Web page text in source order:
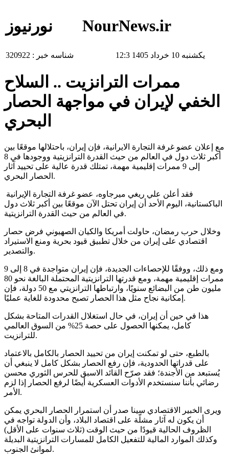
نورنیوز NourNews.ir
شناسه خبر : 320922 یکشنبه 10 خرداد 1405 12:3
ممرات الترانزيت .. السلاح
الخفي لإيران في مواجهة الحصار
البحري
مع إعلان عضو غرفة التجارة الايرانية، فإن إيران، باحتلالها موقعًا بين
أكبر ثلاث دول في العالم من حيث القدرة الترانزيتية ووجودها في 8
إلى 9 ممرات إقليمية مهمة، تمتلك قدرة عالية على تحييد آثار
الحصار البحري.
الباكستانية، اليوم الأحد أن إيران تحتل الآن موقعًا بين أكبر ثلاث دول
في العالم من حيث القدرة الترانزيتية.
وخلال حرب رمضان، حاولت أمريكا والكيان الصهيوني فرض حصار
اقتصادي على إيران من خلال تطبيق قيود بحرية ومنع الاستيراد
والتصدير.
ومع ذلك، ووفقًا للإحصاءات الجديدة، فإن إيران متواجدة في 8 إلى 9
ممرات إقليمية مهمة، ومع قدرتها الترانزيتية المحتملة البالغة نحو 80
مليون طن من البضائع سنويًا، وارتباطها الترانزيتي مع 50 دولة، فإن
إمكانية نجاح مثل هذا الحصار تصبح محدودة للغاية عمليًا.
هذا في حين أن إيران، في حال استغلال القدرات المتاحة بشكل
كامل، يمكنها الحصول على حصة 25% من السوق العالمي
للترانزيت.
بالطبع، حتى لو تمكنت إيران من تحييد الحصار بالكامل بالاعتماد
على قدراتها الحدودية، فإن رفع الحصار بشكل كامل لا ينبغي أن
يُستبعد من الأجندة؛ فقد صرّح القائد الاسبق للحرس الثوري محسن
رضائي بأننا سنستخدم الأدوات العسكرية أيضًا لرفع الحصار إذا لزم
الأمر.
ويرى الخبير الاقتصادي سينا صدر أن استمرار الحصار البحري يمكن
أن يكون له آثار مشلّة على اقتصاد البلاد، وأن الدولة تواجه في
الظروف الحالية قيودًا من حيث الوقت (ثلاث سنوات على الأقل)
وكذلك الموارد المالية للتفعيل الكامل للمسارات الترانزيتية البديلة
لموانئ الجنوب.